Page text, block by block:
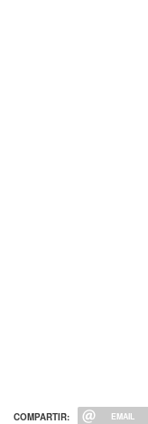
COMPARTIR: EMAIL